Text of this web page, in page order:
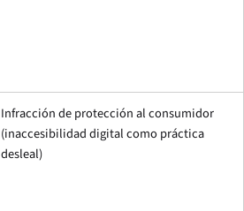
Infracción de protección al consumidor
(inaccesibilidad digital como práctica
desleal)